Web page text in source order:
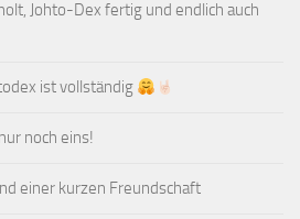
Johto-Dex fertig und endlich auch
ist vollständig
noch eins!
einer kurzen Freundschaft